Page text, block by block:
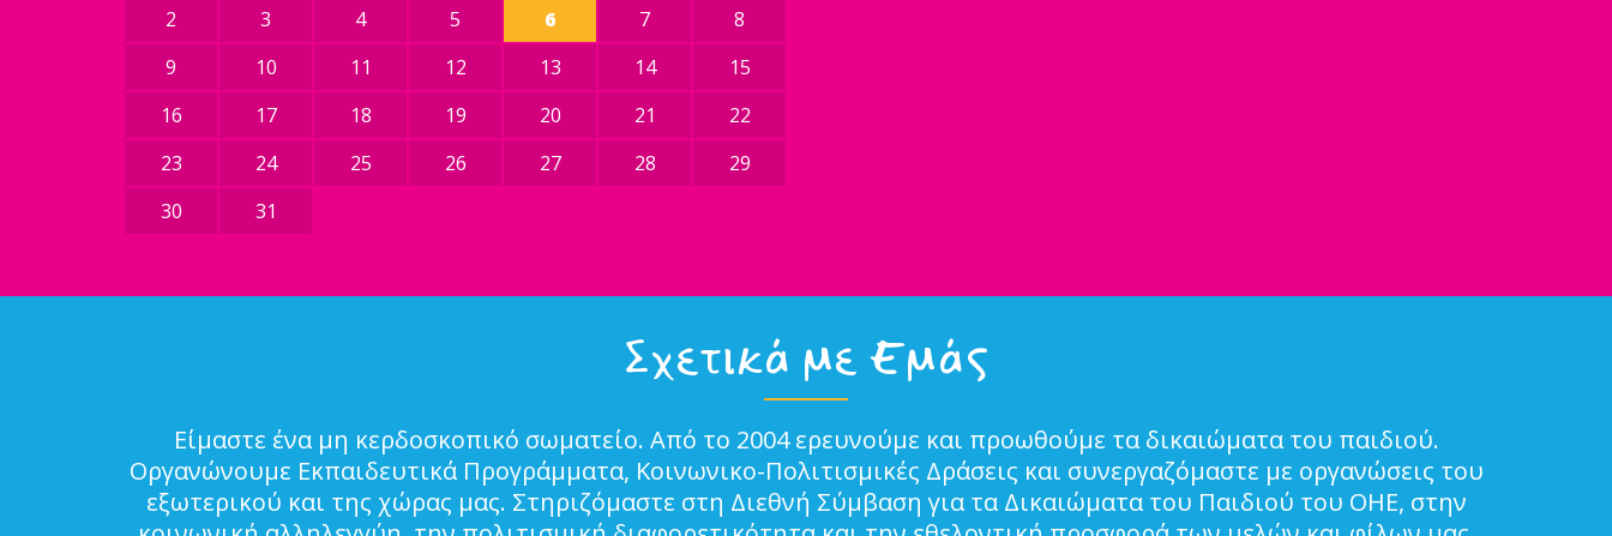
2
3 4 5 6 7
8
9
10 11 12 13 14
15
16
17 18 19 20 21
22
23
24 25 26 27 28
29
30
31
Σχετικά με Εμάς
Είμαστε ένα μη κερδοσκοπικό σωματείο. Από το 2004 ερευνούμε και προωθούμε τα δικαιώματα του παιδιού.
Οργανώνουμε Εκπαιδευτικά Προγράμματα, Κοινωνικο-Πολιτισμικές Δράσεις και συνεργαζόμαστε με οργανώσεις του
εξωτερικού και της χώρας μας. Στηριζόμαστε στη Διεθνή Σύμβαση για τα Δικαιώματα του Παιδιού του ΟΗΕ, στην